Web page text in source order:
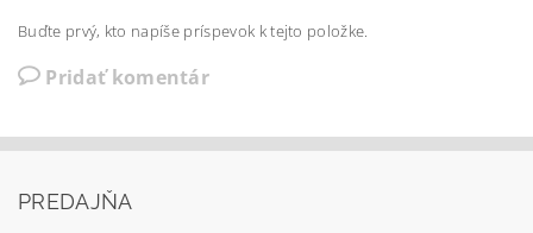
Buďte prvý, kto napíše príspevok k tejto položke.
Pridať komentár
PREDAJŇA